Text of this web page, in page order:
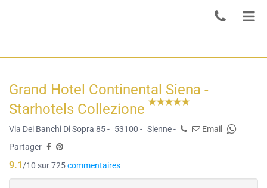
Grand Hotel Continental Siena -
Starhotels Collezione
Via Dei Banchi Di Sopra 85 - 53100 - Sienne -
Email
Partager
9.1/10 sur 725commentaires